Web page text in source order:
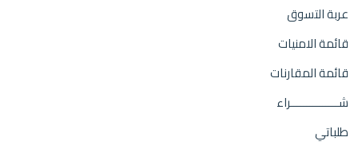
عربة التسوق
قائمة الامنيات
قائمة المقارنات
شـــــــــــــــراء
طلباتي